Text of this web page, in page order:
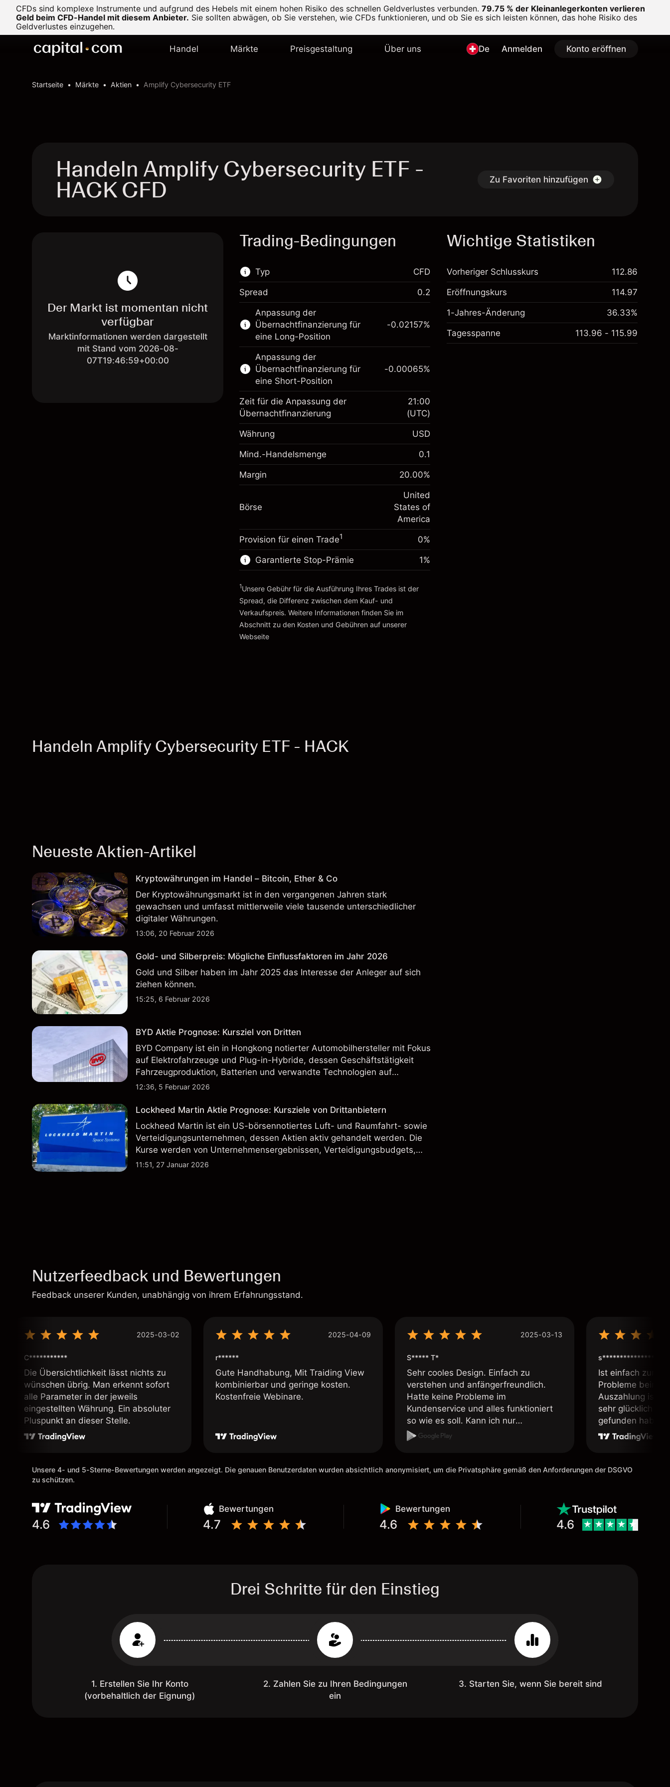
CFDs sind komplexe Instrumente und aufgrund des Hebels mit einem hohen Risiko des schnellen Geldverlustes verbunden. 79.75 % der Kleinanlegerkonten verlieren
Geld beim CFD-Handel mit diesem Anbieter. Sie sollten abwägen, ob Sie verstehen, wie CFDs funktionieren, und ob Sie es sich leisten können, das hohe Risiko des
Geldverlustes einzugehen.
Handel Märkte Preisgestaltung Über uns De Anmelden Konto eröffnen
Startseite Märkte Aktien Amplify Cybersecurity ETF
Handeln Amplify Cybersecurity ETF -
HACK CFD Zu Favoriten hinzufügen
Der Markt ist momentan nicht
verfügbar
Marktinformationen werden dargestellt
mit Stand vom 2026-08-
07T19:46:59+00:00
Trading-Bedingungen
Typ
Dieser Finanzmarkt steht für das CFD-Trading
zur Verfügung.
Erfahren Sie mehr über:
CFDs
CFD
Spread 0.2
Anpassung der
Übernachtfinanzierung für
eine Long-Position
Margin. Ihre Investition
$1,000.00
Anpassung der
Übernachtfinanzierung
Gebühren aus fremdfinanzierten
Positionswert
-0.021568
Positionsgröße mit Hebelwirkung ~ $5,000.00
$4,000.00
Zur Plattform
-0.02157%
Anpassung der
Übernachtfinanzierung für
eine Short-Position
Margin. Ihre Investition
$1,000.00
Positionswert
-0.000654
Positionsgröße mit Hebelwirkung ~$5,000.00
Geld aus Hebelwirkung ~ $
Zur Plattform
-0.00065%
Zeit für die Anpassung der
Übernachtfinanzierung
21:00
(UTC)
Währung USD
Mind.-Handelsmenge 0.1
Margin 20.00%
Börse
United
States of
America
Provision für einen Trade1 0%
Garantierte Stop-Prämie
Kosten und Gebühren
1%
1Unsere Gebühr für die Ausführung Ihres Trades ist der
Spread, die Differenz zwischen dem Kauf- und
Verkaufspreis. Weitere Informationen finden Sie im
Abschnitt zu den Kosten und Gebühren auf unserer
Webseite
Wichtige Statistiken
Vorheriger Schlusskurs 112.86
Eröffnungskurs 114.97
1-Jahres-Änderung 36.33%
Tagesspanne 113.96 - 115.99
Handeln Amplify Cybersecurity ETF - HACK
Neueste Aktien-Artikel
Kryptowährungen im Handel – Bitcoin, Ether & Co
Der Kryptowährungsmarkt ist in den vergangenen Jahren stark
gewachsen und umfasst mittlerweile viele tausende unterschiedlicher
digitaler Währungen.
13:06, 20 Februar 2026
Gold- und Silberpreis: Mögliche Einflussfaktoren im Jahr 2026
Gold und Silber haben im Jahr 2025 das Interesse der Anleger auf sich
ziehen können.
15:25, 6 Februar 2026
BYD Aktie Prognose: Kursziel von Dritten
BYD Company ist ein in Hongkong notierter Automobilhersteller mit Fokus
auf Elektrofahrzeuge und Plug-in-Hybride, dessen Geschäftstätigkeit
Fahrzeugproduktion, Batterien und verwandte Technologien auf
inländischen und internationalen Märkten umfasst.
12:36, 5 Februar 2026
Lockheed Martin Aktie Prognose: Kursziele von Drittanbietern
Lockheed Martin ist ein US-börsennotiertes Luft- und Raumfahrt- sowie
Verteidigungsunternehmen, dessen Aktien aktiv gehandelt werden. Die
Kurse werden von Unternehmensergebnissen, Verteidigungsbudgets,
Vertragsaktivitäten und den allgemeinen Aktienmärktbedingungen
11:51, 27 Januar 2026
Nutzerfeedback und Bewertungen
Feedback unserer Kunden, unabhängig von ihrem Erfahrungsstand.
2025-03-02
C***********
Die Übersichtlichkeit lässt nichts zu
wünschen übrig. Man erkennt sofort
alle Parameter in der jeweils
eingestellten Währung. Ein absoluter
Pluspunkt an dieser Stelle.
2025-04-09
r******
Gute Handhabung, Mit Traiding View
kombinierbar und geringe kosten.
Kostenfreie Webinare.
2025-03-13
S***** T*
Sehr cooles Design. Einfach zu
verstehen und anfängerfreundlich.
Hatte keine Probleme im
Kundenservice und alles funktioniert
so wie es soll. Kann ich nur
weiterempfehlen.
s****************
Ist einfach zum
Probleme beim
Auszahlung ist
sehr glücklich
gefunden habe.
weiter meine
Unsere 4- und 5-Sterne-Bewertungen werden angezeigt. Die genauen Benutzerdaten wurden absichtlich anonymisiert, um die Privatsphäre gemäß den Anforderungen der DSGVO
zu schützen.
4.6
Bewertungen
4.7
Bewertungen
4.6 4.6
Drei Schritte für den Einstieg
1. Erstellen Sie Ihr Konto
(vorbehaltlich der Eignung)
2. Zahlen Sie zu Ihren Bedingungen
ein
3. Starten Sie, wenn Sie bereit sind